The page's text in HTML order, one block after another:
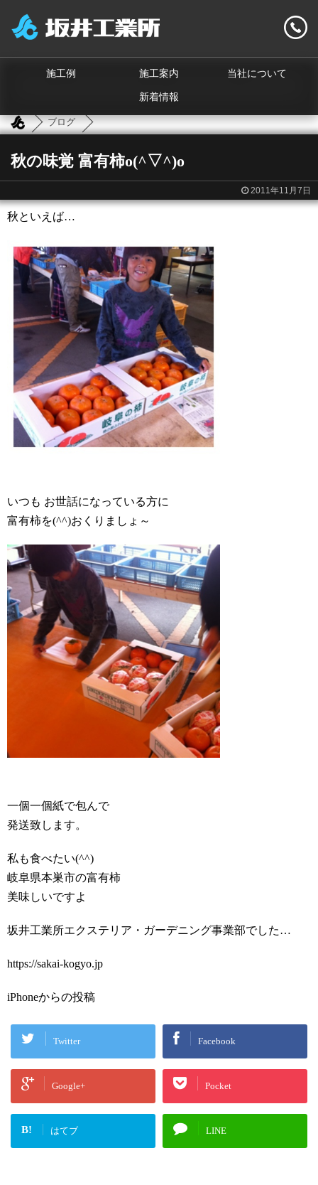
施工例 施工案内 当社について
新着情報
ブログ
秋の味覚 富有柿o(^▽^)o
2011年11月7日
秋といえば…
いつも お世話になっている方に
富有柿を(^^)おくりましょ～
一個一個紙で包んで
発送致します。
私も食べたい(^^)
岐阜県本巣市の富有柿
美味しいですよ
坂井工業所エクステリア・ガーデニング事業部でした…
https://sakai-kogyo.jp
iPhoneからの投稿
Twitter Facebook
Google+ Pocket
B! はてブ LINE